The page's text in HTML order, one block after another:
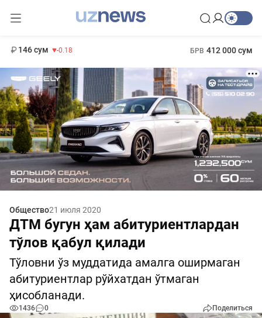
146 сум -0.18 БРВ 412 000 сум
Общество21 июля 2020
ДТМ бугун ҳам абитуриентлардан
тўлов қабул қилади
Тўловни ўз муддатида амалга оширмаган
абитуриентлар рўйхатдан ўтмаган
ҳисобланади.
1436 0 Поделиться